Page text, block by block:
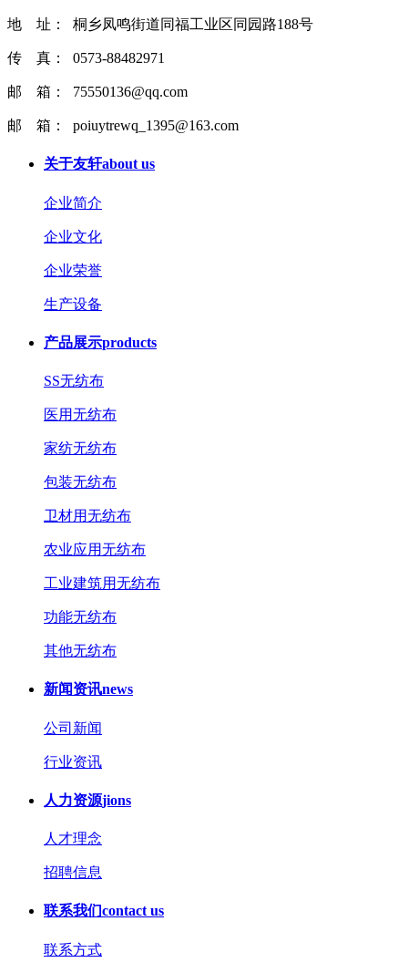
地 址： 桐乡凤鸣街道同福工业区同园路188号
传 真： 0573-88482971
邮 箱： 75550136@qq.com
邮 箱： poiuytrewq_1395@163.com
关于友轩about us
企业简介
企业文化
企业荣誉
生产设备
产品展示products
SS无纺布
医用无纺布
家纺无纺布
包装无纺布
卫材用无纺布
农业应用无纺布
工业建筑用无纺布
功能无纺布
其他无纺布
新闻资讯news
公司新闻
行业资讯
人力资源jions
人才理念
招聘信息
联系我们contact us
联系方式